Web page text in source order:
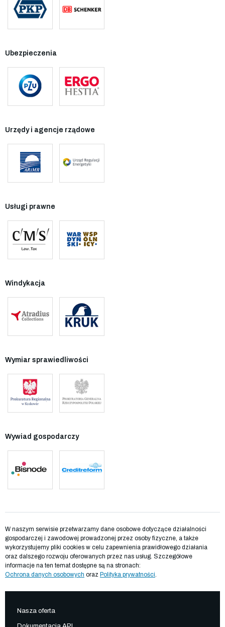
Ubezpieczenia
Urzędy i agencje rządowe
Usługi prawne
Windykacja
Wymiar sprawiedliwości
Wywiad gospodarczy
W naszym serwisie przetwarzamy dane osobowe dotyczące działalności
gospodarczej i zawodowej prowadzonej przez osoby fizyczne, a także
wykorzystujemy pliki cookies w celu zapewnienia prawidłowego działania
oraz dalszego rozwoju oferowanych przez nas usług. Szczegółowe
informacje na ten temat dostępne są na stronach:
Ochrona danych osobowych oraz Polityka prywatności.
Nasza oferta